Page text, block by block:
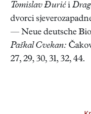
Tomislav Đurić i
dvorci
— Neue deutsche
Paškal Cvekan:
27, 29, 30, 31, 32, 44.